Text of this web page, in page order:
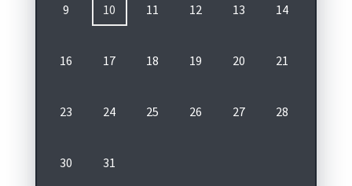
9 10 11 12 13 14
16 17 18 19 20 21
23 24 25 26 27 28
30 31